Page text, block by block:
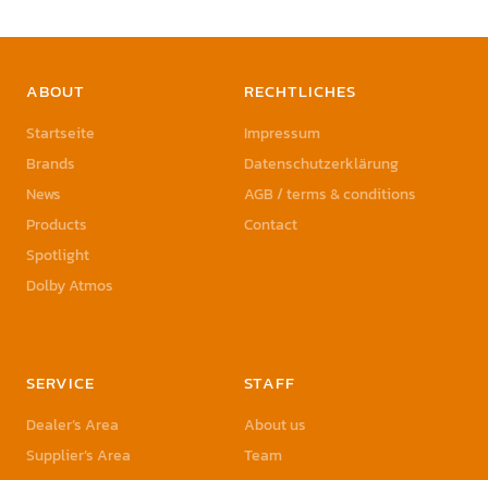
ABOUT
Startseite
Brands
News
Products
Spotlight
Dolby Atmos
RECHTLICHES
Impressum
Datenschutzerklärung
AGB / terms & conditions
Contact
SERVICE
Dealer’s Area
Supplier’s Area
STAFF
About us
Team